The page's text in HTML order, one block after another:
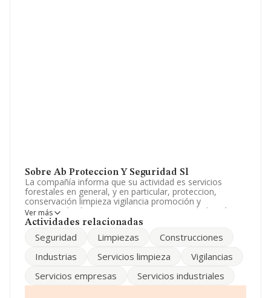
Sobre Ab Proteccion Y Seguridad Sl
La compañía informa que su actividad es servicios
forestales en general, y en particular, proteccion,
conservación limpieza vigilancia promoción y
construcción de areas recreativas. La sociedad está
inscrita en el Registro Mercantil como Sociedad
'%cnae%'. No realiza actividad de importación y/o
empleados con respecto al 2023 y atendiendo a los
datos disponibles en INFORMA, el número de
Ver más
Actividades relacionadas
Seguridad Limpiezas
Construcciones
Industrias
Servicios limpieza
Vigilancias
Servicios empresas
Servicios industriales